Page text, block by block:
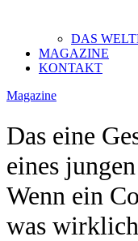
DAS
MAGAZINE
KONTAKT
Magazine
Das eine
eines
Wenn ein
was